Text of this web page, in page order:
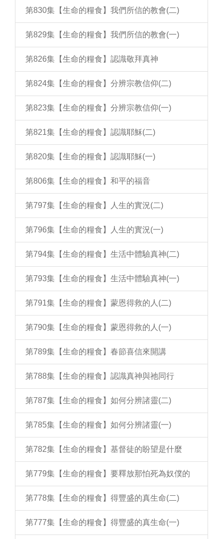
第830集【生命的糧食】我們所信的教會(二)
第829集【生命的糧食】我們所信的教會(一)
第826集【生命的糧食】認識敬拜真神
第824集【生命的糧食】分辨宗教信仰(二)
第823集【生命的糧食】分辨宗教信仰(一)
第821集【生命的糧食】認識耶穌(二)
第820集【生命的糧食】認識耶穌(一)
第806集【生命的糧食】和平的福音
第797集【生命的糧食】人生的實況(二)
第796集【生命的糧食】人生的實況(一)
第794集【生命的糧食】生活中體驗真神(二)
第793集【生命的糧食】生活中體驗真神(一)
第791集【生命的糧食】蒙恩得救的人(二)
第790集【生命的糧食】蒙恩得救的人(一)
第789集【生命的糧食】春節喜信來開講
第788集【生命的糧食】認識真神與祂同行
第787集【生命的糧食】如何分辨諸靈(二)
第785集【生命的糧食】如何分辨諸靈(一)
第782集【生命的糧食】基督徒的盼望是什麼
第779集【生命的糧食】要釋放那怕死為奴僕的
第778集【生命的糧食】得豐盛的真生命(二)
第777集【生命的糧食】得豐盛的真生命(一)